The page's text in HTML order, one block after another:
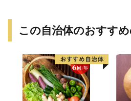
この自治体のおすす